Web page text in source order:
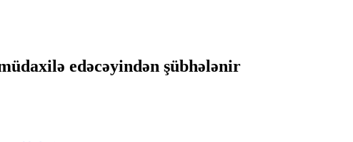
edəcəyindən şübhələnir